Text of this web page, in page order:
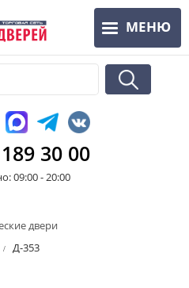
МЕНЮ
30 00
09:00 - 20:00
двери
Д-353